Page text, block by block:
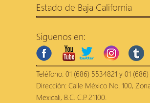
Estado de Baja California
Síguenos en:
facebookyoutubetwitter
Teléfono: 01 (686) 5534821 y 01
Dirección: Calle México No. 100,
Mexicali, B.C. C.P. 21100.